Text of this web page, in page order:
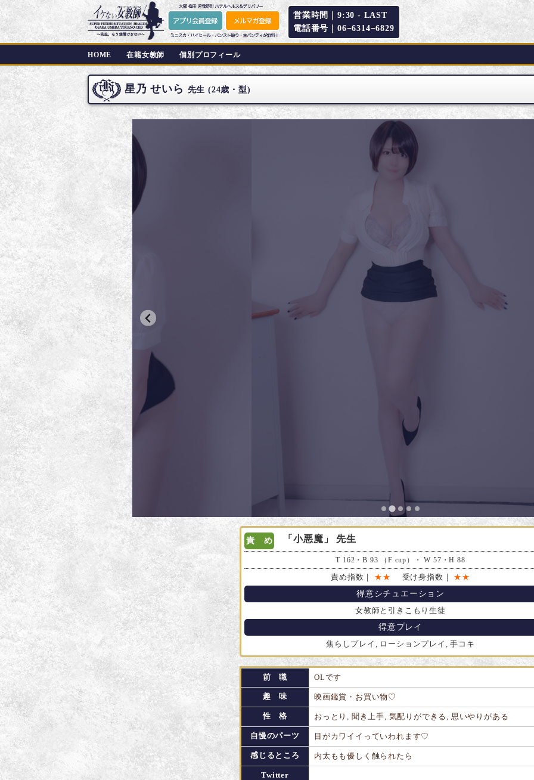
営業時間｜9:30 - LAST
電話番号｜06−6314−6829
HOME 在籍女教師 個別プロフィール
星乃 せいら 先生 (24歳・型)
責 め 「小悪魔」 先生
T 162・B 93 （F cup）・ W 57・H 88
責め指数｜ ★★ 受け身指数｜ ★★
得意シチュエーション
女教師と引きこもり生徒
得意プレイ
焦らしプレイ, ローションプレイ, 手コキ
前 職 OLです
趣 味 映画鑑賞・お買い物♡
性 格 おっとり, 聞き上手, 気配りができる, 思いやりがある
自慢のパーツ 目がカワイイっていわれます♡
感じるところ 内太もも優しく触られたら
Twitter